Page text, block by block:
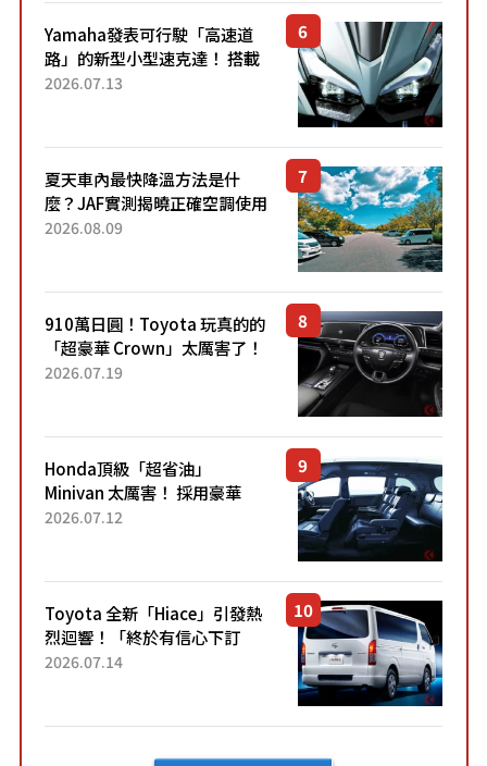
Yamaha發表可行駛「高速道
路」的新型小型速克達！ 搭載
能享受超強勁「渦輪感」的動
2026.07.13
夏天車內最快降溫方法是什
麼？JAF實測揭曉正確空調使用
方式
2026.08.09
910萬日圓！Toyota 玩真的的
「超豪華 Crown」太厲害了！
採用由「匠人技藝」打造的
2026.07.19
Honda頂級「超省油」
Minivan 太厲害！ 採用豪華
「真皮座椅」與專屬「黑色內
「三...
2026.07.12
Toyota 全新「Hiace」引發熱
烈迴響！「終於有信心下訂
了！」「哪個等級交車最
車？...
2026.07.14